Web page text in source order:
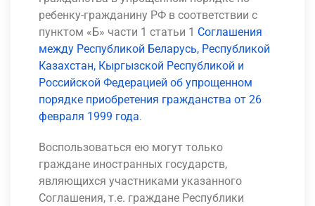
ребенку-гражданину РФ в соответствии с
пунктом «Б» части 1 статьи 1 Соглашения
между Республикой Беларусь, Республикой
Казахстан, Кыргызской Республикой и
Российской Федерацией об упрощенном
порядке приобретения гражданства от 26
февраля 1999 года.
Воспользоваться ею могут только
граждане иностранных государств,
являющихся участниками указанного
Соглашения, т.е. граждане Республики